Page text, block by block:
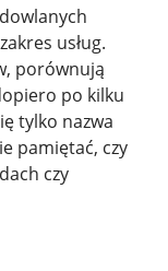
usług.
porównują
po kilku
tylko nazwa
pamiętać, czy
czy